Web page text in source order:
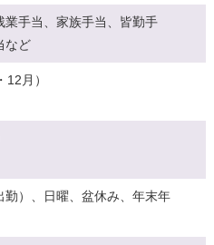
業手当、家族手当、皆勤手
など
月）
勤）、日曜、盆休み、年末年